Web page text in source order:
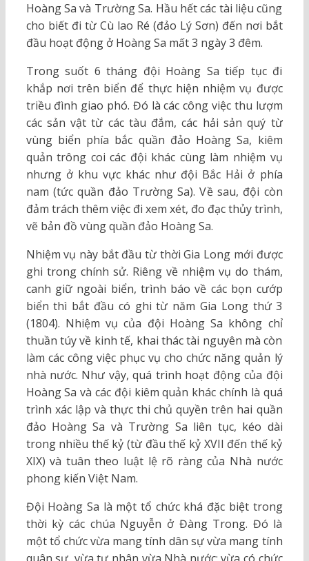
Hoàng Sa và Trường Sa. Hầu hết các tài liệu cũng
cho biết đi từ Cù lao Ré (đảo Lý Sơn) đến nơi bắt
đầu hoạt động ở Hoàng Sa mất 3 ngày 3 đêm.
Trong suốt 6 tháng đội Hoàng Sa tiếp tục đi
khắp nơi trên biển để thực hiện nhiệm vụ được
triều đình giao phó. Đó là các công việc thu lượm
các sản vật từ các tàu đắm, các hải sản quý từ
vùng biển phía bắc quần đảo Hoàng Sa, kiêm
quản trông coi các đội khác cùng làm nhiệm vụ
nhưng ở khu vực khác như đội Bắc Hải ở phía
nam (tức quần đảo Trường Sa). Về sau, đội còn
đảm trách thêm việc đi xem xét, đo đạc thủy trình,
vẽ bản đồ vùng quần đảo Hoàng Sa.
Nhiệm vụ này bắt đầu từ thời Gia Long mới được
ghi trong chính sử. Riêng về nhiệm vụ do thám,
canh giữ ngoài biển, trình báo về các bọn cướp
biển thì bắt đầu có ghi từ năm Gia Long thứ 3
(1804). Nhiệm vụ của đội Hoàng Sa không chỉ
thuần túy về kinh tế, khai thác tài nguyên mà còn
làm các công việc phục vụ cho chức năng quản lý
nhà nước. Như vậy, quá trình hoạt động của đội
Hoàng Sa và các đội kiêm quản khác chính là quá
trình xác lập và thực thi chủ quyền trên hai quần
đảo Hoàng Sa và Trường Sa liên tục, kéo dài
trong nhiều thế kỷ (từ đầu thế kỷ XVII đến thế kỷ
XIX) và tuân theo luật lệ rõ ràng của Nhà nước
phong kiến Việt Nam.
Đội Hoàng Sa là một tổ chức khá đặc biệt trong
thời kỳ các chúa Nguyễn ở Đàng Trong. Đó là
một tổ chức vừa mang tính dân sự vừa mang tính